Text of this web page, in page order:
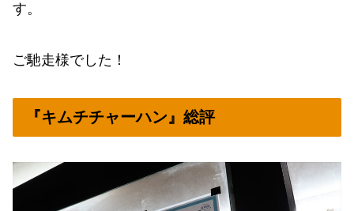
す。
ご馳走様でした！
『キムチチャーハン』総評